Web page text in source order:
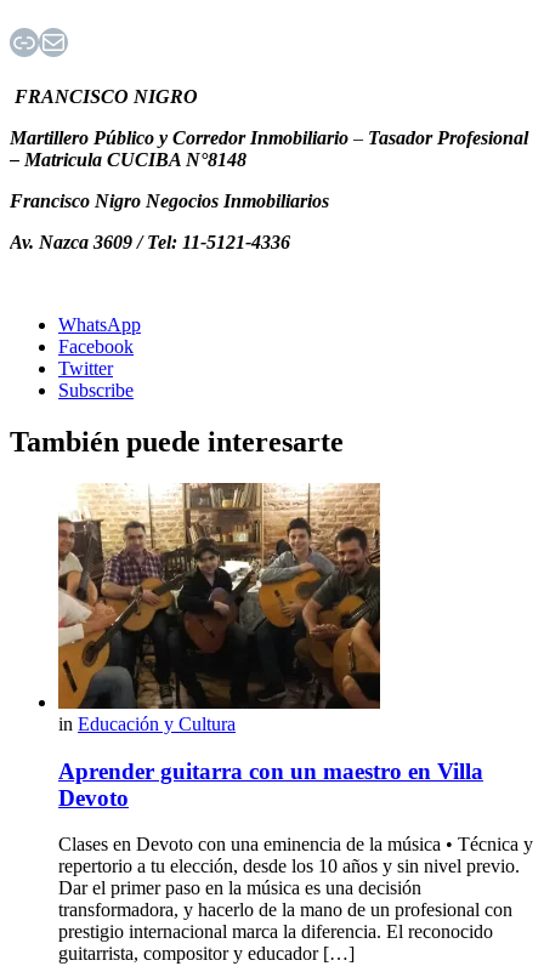
Enlace
Correo electrónico
FRANCISCO NIGRO
Martillero Público y Corredor Inmobiliario – Tasador Profesional
– Matricula CUCIBA N°8148
Francisco Nigro Negocios Inmobiliarios
Av. Nazca 3609 / Tel: 11-5121-4336
WhatsApp
Facebook
Twitter
Subscribe
También puede interesarte
in Educación y Cultura
Aprender guitarra con un maestro en Villa
Devoto
Clases en Devoto con una eminencia de la música • Técnica y
repertorio a tu elección, desde los 10 años y sin nivel previo.
Dar el primer paso en la música es una decisión
transformadora, y hacerlo de la mano de un profesional con
prestigio internacional marca la diferencia. El reconocido
guitarrista, compositor y educador […]